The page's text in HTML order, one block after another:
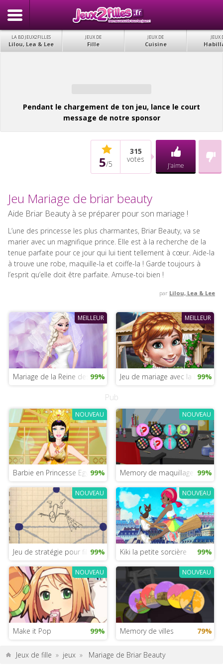
LA BD JEUX2FILLES
Lilou, Lea & Lee
JEUX DE
Fille
JEUX DE
Cuisine
JEUX
Pendant le chargement de ton jeu, lance le court
message de notre sponsor
5/5
315
votes
J'aime
Jeu Mariage de briar beauty
Aide Briar Beauty à se préparer pour son mariage !
L’une des princesse les plus charmantes, Briar Beauty, va se
marier avec un magnifique prince. Elle est à la recherche de la
tenue parfaite pour ce jour qui lui tient tellement à cœur. Aide-la
à trouve une robe, maquille-la et coiffe-la ! Garde toujours à
l’esprit qu’elle doit être parfaite. Amuse-toi bien !
par Lilou, Lea & Lee
MEILLEUR
Mariage de la Reine des Neiges
99%
MEILLEUR
Jeu de mariage avec la Reine
99%
Pub
NOUVEAU
Barbie en Princesse Egyptienne
99%
NOUVEAU
Memory de maquillage 99%
NOUVEAU
Jeu de stratégie pour filles99%
NOUVEAU
Kiki la petite sorcière 99%
NOUVEAU
Make it Pop 99%
NOUVEAU
Memory de villes 79%
Jeux de fille » jeux » Mariage de Briar Beauty